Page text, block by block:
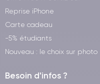
Reprise iPhone
Carte cadeau
-5% étudiants
Nouveau : le choix sur photo
Besoin d'infos ?